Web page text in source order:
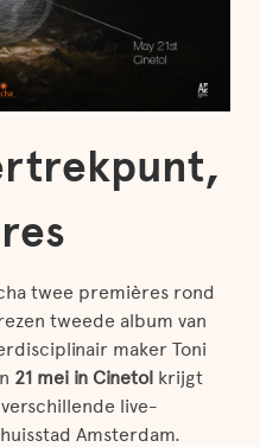
twee premières rond
tweede album van
maker Toni
21 mei in Cinetol krijgt
live-
Amsterdam.